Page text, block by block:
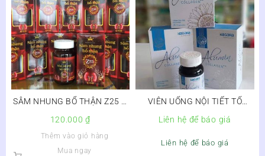
SÂM NHUNG BỔ THẬN Z25 –
TĂNG CƯỜNG SINH LÝ
120.000₫
Thêm vào giỏ hàng
Mua ngay
VIÊN UỐNG NỘI TIẾT TỐ
ALUMIN COLLAGEN
Liên hệ để báo giá
Liên hệ để báo giá